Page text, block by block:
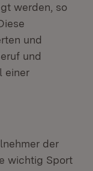
werden, so
und
und
einer
der
wichtig Sport